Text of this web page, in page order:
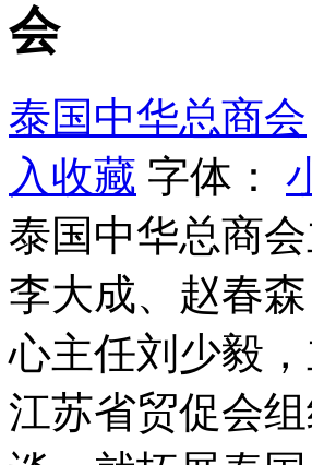
会
泰国中华总商会
入收藏 字体：
泰国中华总商
李大成、赵春
心主任刘少毅
江苏省贸促会